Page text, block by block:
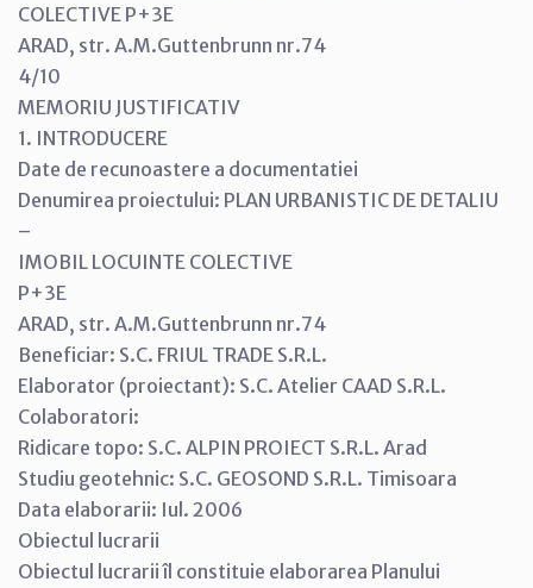
COLECTIVE P+3E
ARAD, str. A.M.Guttenbrunn nr.74
4/10
MEMORIU JUSTIFICATIV
1. INTRODUCERE
Date de recunoastere a documentatiei
Denumirea proiectului: PLAN URBANISTIC DE DETALIU
–
IMOBIL LOCUINTE COLECTIVE
P+3E
ARAD, str. A.M.Guttenbrunn nr.74
Beneficiar: S.C. FRIUL TRADE S.R.L.
Elaborator (proiectant): S.C. Atelier CAAD S.R.L.
Colaboratori:
Ridicare topo: S.C. ALPIN PROIECT S.R.L. Arad
Studiu geotehnic: S.C. GEOSOND S.R.L. Timisoara
Data elaborarii: Iul. 2006
Obiectul lucrarii
Obiectul lucrarii îl constituie elaborarea Planului